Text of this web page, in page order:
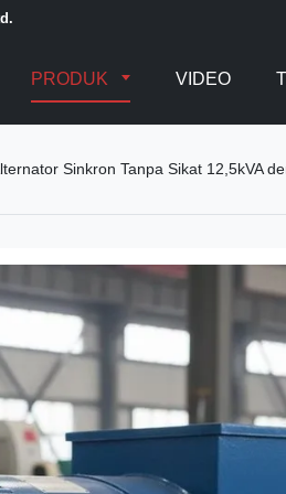
PRODUK VIDEO
Sinkron Tanpa Sikat 12,5kVA